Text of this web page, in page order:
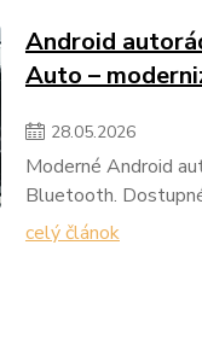
Android
Auto –
28.05.2026
Moderné Android
Bluetooth.
celý článok